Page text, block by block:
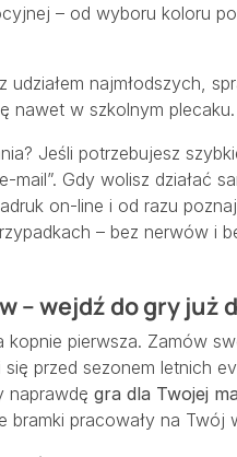
– od wyboru koloru
udziałem najmłodszych,
nawet w szkolnym plecaku.
Jeśli potrzebujesz
mail”. Gdy wolisz działać
on-line i od razu
– bez nerwów i
– wejdź do gry już
pierwsza. Zamów
się przed sezonem letnich
naprawdę gra dla Twojej
bramki pracowały na Twój